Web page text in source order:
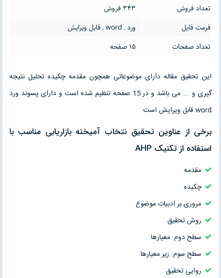
تعداد فروش
343 فروش
فرمت فایل
ورد ـ word ـ قابل ویرایش
تعداد صفحات
15 صفحه
این تحقیق مقاله دارای موضوعاتی همچون مقدمه چکیده تحلیل نتیجه
گیری و …. می باشد و در 15 صفحه تنظیم شده است و دارای پسوند ورد
word قابل ویرایش است
برخی از عناوین تحقیق نتخاب آمیخته بازاریابی مناسب با
استفاده از تکنیک AHP
مقدمه
چکیده
مروری بر ادبیات موضوع
روش تحقیق
سطح دوم: معیارها
سطح سوم: زیر معیارها
روایی تحقیق